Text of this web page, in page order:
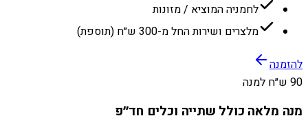
לחמניה המוציא / מזונות
מלצרים ושירות החל מ-300 ש״ח (תוספת)
להזמנה
90 ש״ח למנה
מנה מלאה כולל שתייה וכלים חד״פ